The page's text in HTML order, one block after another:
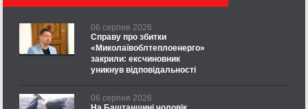
06 серпня 2026
Справу про збитки
«Миколаївоблтеплоенерго»
закрили: ексчиновник
уникнув відповідальності
06 серпня 2026